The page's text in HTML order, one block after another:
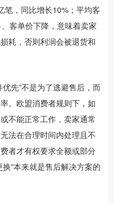
笔，同比增长10%；平均客
客单价下降，意味着卖家
耗，否则利润会被退货和
先”不是为了逃避售后，而
。欧盟消费者规则下，如
不能正常工作，卖家通常
法在合理时间内处理且不
者才有权要求全额或部分
”本来就是售后解决方案的